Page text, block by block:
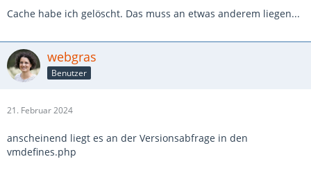
Cache habe ich gelöscht. Das muss an etwas anderem liegen...
webgras
Benutzer
21. Februar 2024
anscheinend liegt es an der Versionsabfrage in den
vmdefines.php